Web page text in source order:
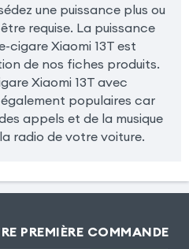
une puissance plus ou
requise. La puissance
cigare Xiaomi 13T est
de nos fiches produits.
Xiaomi 13T avec
populaires car
appels et de la musique
radio de votre voiture.
PREMIÈRE COMMANDE